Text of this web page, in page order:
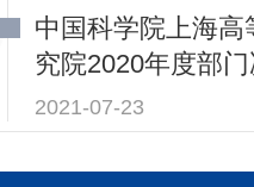
中国科学院上海高
究院2020年度部
2021-07-23